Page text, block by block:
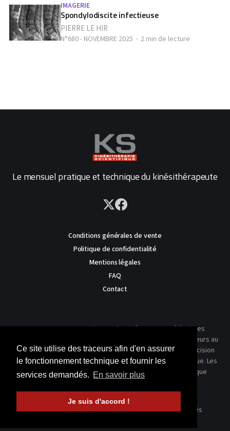
Ce site utilise des traceurs afin d'en assurer
le fonctionnement technique et fournir les
services demandés. En savoir plus
Je suis d'accord !
IMAGERIE
Spondylodiscite infectieuse
PIERRE LE HIR
N°680 - NOVEMBRE 2025 2 min de lecture
Le mensuel pratique et technique du kinésithérapeute
Conditions générales de vente
Politique de confidentialité
Mentions légales
FAQ
Contact
AVERTISSEMENT : Ce site est destiné au corps médical. Les
traitements présentés ne reflètent que l'expérience des auteurs au
moment où leur article a été publié dans notre journal. La décision
thérapeutique ne peut se prendre qu'après un examen clinique. Les
techniques publiées ici ne sauraient justifier une quelconque
© 2026 Kinésithérapie Scientifique - Tous droits réservés